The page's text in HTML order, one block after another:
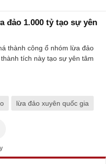
đảo 1.000 tỷ tạo sự yên
thành công ổ nhóm lừa đảo
tích này tạo sự yên tâm
lừa đảo xuyên quốc gia